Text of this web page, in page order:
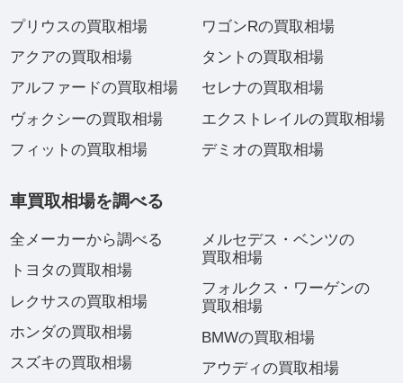
プリウスの買取相場
アクアの買取相場
アルファードの買取相場
ヴォクシーの買取相場
フィットの買取相場
ワゴンRの買取相場
タントの買取相場
セレナの買取相場
エクストレイルの買取相場
デミオの買取相場
車買取相場を調べる
全メーカーから調べる
トヨタの買取相場
レクサスの買取相場
ホンダの買取相場
スズキの買取相場
メルセデス・ベンツの
買取相場
フォルクス・ワーゲンの
買取相場
BMWの買取相場
アウディの買取相場